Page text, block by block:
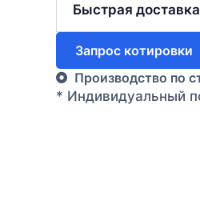
Быстрая доставка
Запрос котировки
Производство по
* Индивидуальный